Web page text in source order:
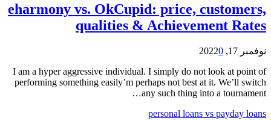
eharmony vs. OkCupid: price, customers,
qualities & Achievement Rates
نوفمبر 17, 2022
0
I am a hyper aggressive individual. I simply do not look at point of
performing something easily’m perhaps not best at it. We’ll switch
any such thing into a tournament…
personal loans vs payday loans